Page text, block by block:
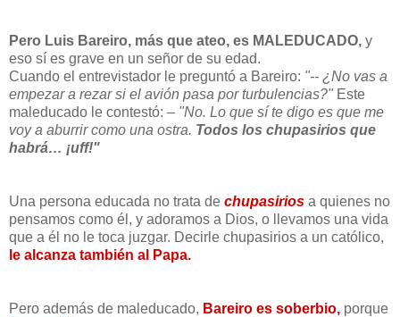
Pero Luis Bareiro, más que ateo, es MALEDUCADO, y
eso sí es grave en un señor de su edad.
Cuando el entrevistador le preguntó a Bareiro: "-- ¿No vas a
empezar a rezar si el avión pasa por turbulencias?" Este
maleducado le contestó: – "No. Lo que sí te digo es que me
voy a aburrir como una ostra. Todos los chupasirios que
habrá… ¡uff!"
Una persona educada no trata de chupasirios a quienes no
pensamos como él, y adoramos a Dios, o llevamos una vida
que a él no le toca juzgar. Decirle chupasirios a un católico,
le alcanza también al Papa.
Pero además de maleducado, Bareiro es soberbio, porque